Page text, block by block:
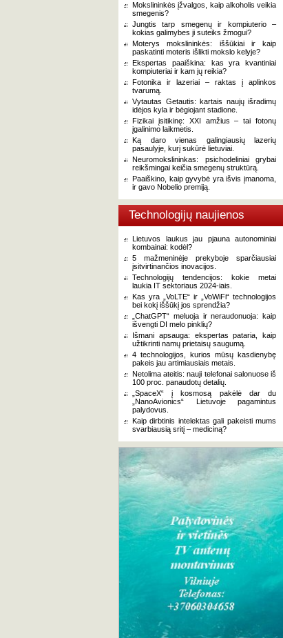
Mokslininkės įžvalgos, kaip alkoholis veikia
smegenis?
Jungtis tarp smegenų ir kompiuterio –
kokias galimybes ji suteiks žmogui?
Moterys mokslininkės: iššūkiai ir kaip
paskatinti moteris išlikti mokslo kelyje?
Ekspertas paaiškina: kas yra kvantiniai
kompiuteriai ir kam jų reikia?
Fotonika ir lazeriai – raktas į aplinkos
tvarumą.
Vytautas Getautis: kartais naujų išradimų
idėjos kyla ir bėgiojant stadione.
Fizikai įsitikinę: XXI amžius – tai fotonų
įgalinimo laikmetis.
Ką daro vienas galingiausių lazerių
pasaulyje, kurį sukūrė lietuviai.
Neuromokslininkas: psichodeliniai grybai
reikšmingai keičia smegenų struktūrą.
Paaiškino, kaip gyvybė yra išvis įmanoma,
ir gavo Nobelio premiją.
Technologijų naujienos
Lietuvos laukus jau pjauna autonominiai
kombainai: kodėl?
5 mažmeninėje prekyboje sparčiausiai
įsitvirtinančios inovacijos.
Technologijų tendencijos: kokie metai
laukia IT sektoriaus 2024-iais.
Kas yra „VoLTE“ ir „VoWiFi“ technologijos
bei kokį iššūkį jos sprendžia?
„ChatGPT“ meluoja ir neraudonuoja: kaip
išvengti DI melo pinklių?
Išmani apsauga: ekspertas pataria, kaip
užtikrinti namų prietaisų saugumą.
4 technologijos, kurios mūsų kasdienybę
pakeis jau artimiausiais metais.
Netolima ateitis: nauji telefonai salonuose iš
100 proc. panaudotų detalių.
„SpaceX“ į kosmosą pakėlė dar du
„NanoAvionics“ Lietuvoje pagamintus
palydovus.
Kaip dirbtinis intelektas gali pakeisti mums
svarbiausią sritį – mediciną?